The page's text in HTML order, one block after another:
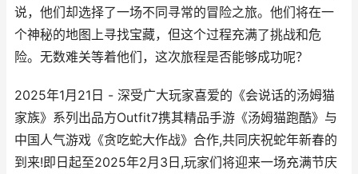
说，他们却选择了一场不同寻常的冒险之旅。他们将在一
个神秘的地图上寻找宝藏，但这个过程充满了挑战和危
险。无数难关等着他们，这次旅程是否能够成功呢？
2025年1月21日 - 深受广大玩家喜爱的《会说话的汤姆猫
家族》系列出品方Outfit7携其精品手游《汤姆猫跑酷》与
中国人气游戏《贪吃蛇大作战》合作,共同庆祝蛇年新春的
到来!即日起至2025年2月3日,玩家们将迎来一场充满节庆